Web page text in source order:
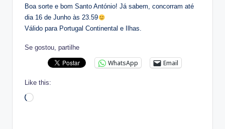
Boa sorte e bom Santo António! Já sabem, concorram até
dia 16 de Junho às 23.59
Válido para Portugal Continental e Ilhas.
Se gostou, partilhe
WhatsApp Email
Like this:
Loading…